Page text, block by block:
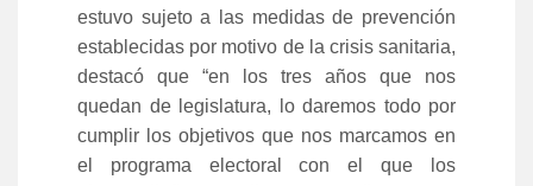
estuvo sujeto a las medidas de prevención
establecidas por motivo de la crisis sanitaria,
destacó que “en los tres años que nos
quedan de legislatura, lo daremos todo por
cumplir los objetivos que nos marcamos en
el programa electoral con el que los